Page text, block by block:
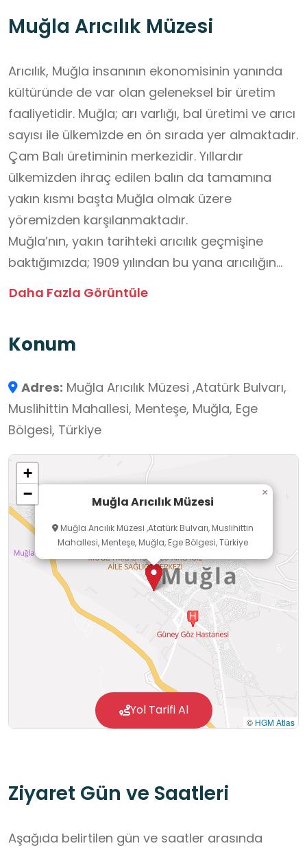
Muğla Arıcılık Müzesi
Arıcılık, Muğla insanının ekonomisinin yanında
kültüründe de var olan geleneksel bir üretim
faaliyetidir. Muğla; arı varlığı, bal üretimi ve arıcı
sayısı ile ülkemizde en ön sırada yer almaktadır.
Çam Balı üretiminin merkezidir. Yıllardır
ülkemizden ihraç edilen balın da tamamına
yakın kısmı başta Muğla olmak üzere
yöremizden karşılanmaktadır.
Muğla’nın, yakın tarihteki arıcılık geçmişine
baktığımızda; 1909 yılından bu yana arıcılığın
gelişen bir sektör olduğu görülmektedir.
Birliğimiz bu eksikliğin giderilmesi amacıyla
dünden bugüne yansıtmak, arıcılığın var olan
kültürünü tanıtmak ve ülkemizin kültür turizmine
hizmet etmek amacıyla Muğla’da Arıcılık Müzesi
kurulması gerekliliği birliğimizce
kararlaştırılmıştır.Hizmet binası projelendirme
aşamasında toplantı salonu, arıcılık müzesi ve
idari büroların olduğu bir proje başlatılmış ve
başarıyla sonuçlandırılmıştır.
Daha Fazla Görüntüle
Konum
Adres: Muğla Arıcılık Müzesi ,Atatürk Bulvarı,
Muslihittin Mahallesi, Menteşe, Muğla, Ege
Bölgesi, Türkiye
Muğla Arıcılık Müzesi
Muğla Arıcılık Müzesi ,Atatürk Bulvarı, Muslihittin
Mahallesi, Menteşe, Muğla, Ege Bölgesi, Türkiye
×
+
−
© HGM Atlas
Yol Tarifi Al
Ziyaret Gün ve Saatleri
Aşağıda belirtilen gün ve saatler arasında